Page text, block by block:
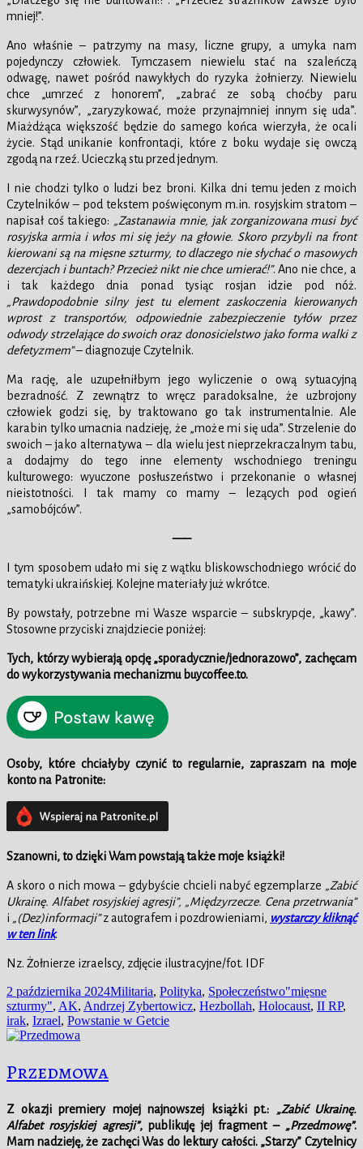
mniej!”.
Ano właśnie – patrzymy na masy, liczne grupy, a umyka nam
pojedynczy człowiek. Tymczasem niewielu stać na szaleńczą
odwagę, nawet pośród nawykłych do ryzyka żołnierzy. Niewielu
chce „umrzeć z honorem”, „zabrać ze sobą choćby paru
skurwysynów”, „zaryzykować, może przynajmniej innym się uda”.
Miażdżąca większość będzie do samego końca wierzyła, że ocali
życie. Stąd unikanie konfrontacji, które z boku wydaje się owczą
zgodą na rzeź. Ucieczką stu przed jednym.
I nie chodzi tylko o ludzi bez broni. Kilka dni temu jeden z moich
Czytelników – pod tekstem poświęconym m.in. rosyjskim stratom –
napisał coś takiego: „Zastanawia mnie, jak zorganizowana musi być
rosyjska armia i włos mi się jeży na głowie. Skoro przybyli na front
kierowani są na mięsne szturmy, to dlaczego nie słychać o masowych
dezercjach i buntach? Przecież nikt nie chce umierać!”. Ano nie chce, a
i tak każdego dnia ponad tysiąc rosjan idzie pod nóż.
„Prawdopodobnie silny jest tu element zaskoczenia kierowanych
wprost z transportów, odpowiednie zabezpieczenie tyłów przez
odwody strzelające do swoich oraz donosicielstwo jako forma walki z
defetyzmem”– diagnozuje Czytelnik.
Ma rację, ale uzupełniłbym jego wyliczenie o ową sytuacyjną
bezradność. Z zewnątrz to wręcz paradoksalne, że uzbrojony
człowiek godzi się, by traktowano go tak instrumentalnie. Ale
karabin tylko umacnia nadzieję, że „może mi się uda”. Strzelenie do
swoich – jako alternatywa – dla wielu jest nieprzekraczalnym tabu,
a dodajmy do tego inne elementy wschodniego treningu
kulturowego: wyuczone posłuszeństwo i przekonanie o własnej
nieistotności. I tak mamy co mamy – lezących pod ogień
„samobójców”.
—–
I tym sposobem udało mi się z wątku bliskowschodniego wrócić do
tematyki ukraińskiej. Kolejne materiały już wkrótce.
By powstały, potrzebne mi Wasze wsparcie – subskrypcje, „kawy”.
Stosowne przyciski znajdziecie poniżej:
Tych, którzy wybierają opcję „sporadycznie/jednorazowo”, zachęcam
do wykorzystywania mechanizmu buycoffee.to.
Osoby, które chciałyby czynić to regularnie, zapraszam na moje
konto na Patronite:
Szanowni, to dzięki Wam powstają także moje książki!
A skoro o nich mowa – gdybyście chcieli nabyć egzemplarze „Zabić
Ukrainę. Alfabet rosyjskiej agresji”, „Międzyrzecze. Cena przetrwania”
i „(Dez)informacji”z autografem i pozdrowieniami, wystarczy kliknąć
w ten link.
Nz. Żołnierze izraelscy, zdjęcie ilustracyjne/fot. IDF
Data
publikacji
2 października 2024Kategorie
Militaria, Polityka, SpołeczeństwoTagi
"mięsne
szturmy", AK, Andrzej Zybertowicz, Hezbollah, Holocaust, II RP,
irak, Izrael, Powstanie w Getcie
Przedmowa
Z okazji premiery mojej najnowszej książki pt.: „Zabić Ukrainę.
Alfabet rosyjskiej agresji”, publikuję jej fragment – „Przedmowę”.
Mam nadzieję, że zachęci Was do lektury całości. „Starzy” Czytelnicy